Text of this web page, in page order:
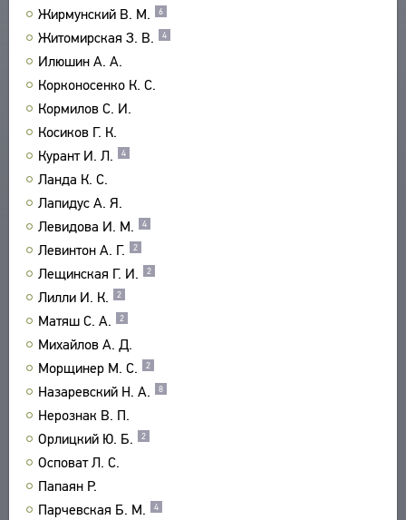
Жирмунский В. М. 6
Житомирская З. В. 4
Илюшин А. А.
Корконосенко К. С.
Кормилов С. И.
Косиков Г. К.
Курант И. Л.
4
Ланда К. С.
Лапидус А. Я.
Левидова И. М.
4
Левинтон А. Г. 2
Лещинская Г. И. 2
Лилли И. К. 2
Матяш С. А. 2
Михайлов А. Д.
Морщинер М. С.
2
Назаревский Н. А. 8
Нерознак В. П.
Орлицкий Ю. Б.
2
Осповат Л. С.
Папаян Р.
Парчевская Б. М.
4